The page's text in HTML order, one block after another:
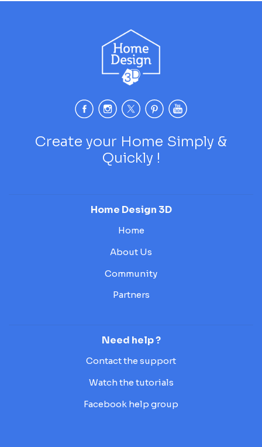
Create your Home Simply &
Quickly !
Home Design 3D
Home
About Us
Community
Partners
Need help ?
Contact the support
Watch the tutorials
Facebook help group